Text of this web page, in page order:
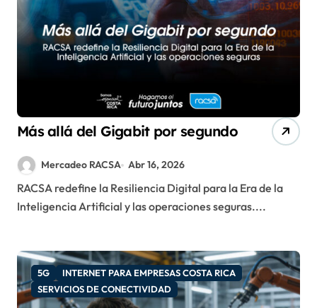
Más allá del Gigabit por segundo
Mercadeo RACSA Abr 16, 2026
RACSA redefine la Resiliencia Digital para la Era de la
Inteligencia Artificial y las operaciones seguras....
5G
INTERNET PARA EMPRESAS COSTA RICA
SERVICIOS DE CONECTIVIDAD